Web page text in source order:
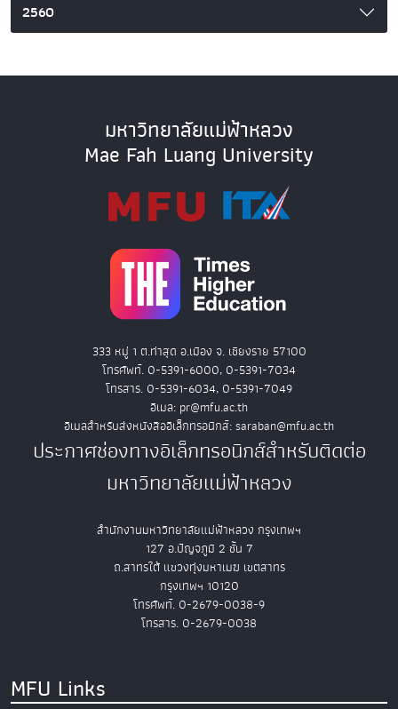
2560
มหาวิทยาลัยแม่ฟ้าหลวง
Mae Fah Luang University
333 หมู่ 1 ต.ท่าสุด อ.เมือง จ. เชียงราย 57100
โทรศัพท์. 0-5391-6000, 0-5391-7034
โทรสาร. 0-5391-6034, 0-5391-7049
อีเมล: pr@mfu.ac.th
อีเมลสำหรับส่งหนังสืออิเล็กทรอนิกส์: saraban@mfu.ac.th
ประกาศช่องทางอิเล็กทรอนิกส์สำหรับติดต่อ
มหาวิทยาลัยแม่ฟ้าหลวง
สำนักงานมหาวิทยาลัยแม่ฟ้าหลวง กรุงเทพฯ
127 อ.ปัญจภูมิ 2 ชั้น 7
ถ.สาทรใต้ แขวงทุ่งมหาเมฆ เขตสาทร
กรุงเทพฯ 10120
โทรศัพท์. 0-2679-0038-9
โทรสาร. 0-2679-0038
MFU Links